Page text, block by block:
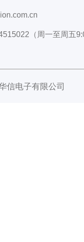
（周一至周五
信电子有限公司